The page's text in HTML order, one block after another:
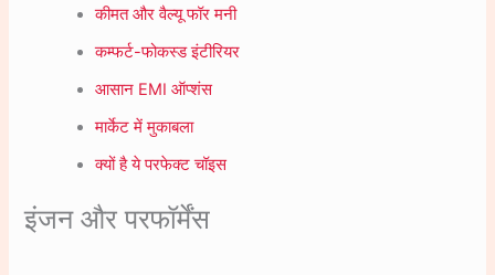
कीमत और वैल्यू फॉर मनी
कम्फर्ट-फोकस्ड इंटीरियर
आसान EMI ऑप्शंस
मार्केट में मुकाबला
क्यों है ये परफेक्ट चॉइस
इंजन और परफॉर्मेंस